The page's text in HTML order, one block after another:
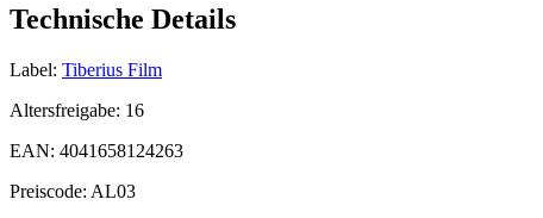
Technische Details
Label: Tiberius Film
Altersfreigabe: 16
EAN: 4041658124263
Preiscode: AL03